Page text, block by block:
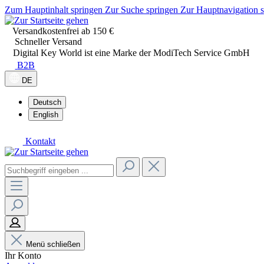
Zum Hauptinhalt springen Zur Suche springen Zur Hauptnavigation
Versandkostenfrei ab 150 €
Schneller Versand
Digital Key World ist eine Marke der ModiTech Service GmbH
B2B
DE
Deutsch
English
Kontakt
Menü schließen
Ihr Konto